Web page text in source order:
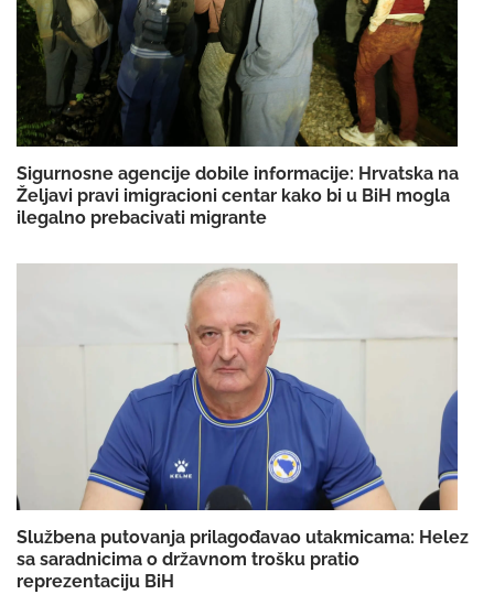
Sigurnosne agencije dobile informacije: Hrvatska na
Željavi pravi imigracioni centar kako bi u BiH mogla
ilegalno prebacivati migrante
Službena putovanja prilagođavao utakmicama: Helez
sa saradnicima o državnom trošku pratio
reprezentaciju BiH